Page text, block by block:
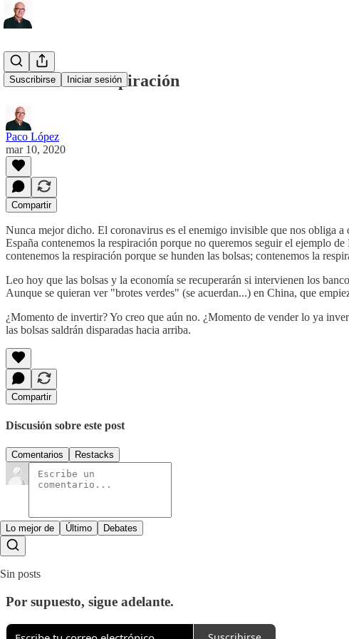
Suscribirse Iniciar sesión
Contener la respiración
Paco López
mar 10, 2020
Compartir
Nunca mejor dicho. El coronavirus es el enemigo invisible que nos obliga
España contenemos la respiración porque no queremos seguir el ejemplo
contenemos la respiración porque se hunden las bolsas; contenemos la
Leo hoy que las bolsas y la economía se recuperarán si intervienen los
Aunque se quieran ver "brotes verdes" (se acuerdan...) en China, que
¿Momento de invertir? Yo creo que aún no. ¿Momento de vender lo ya
las bolsas saldrán disparadas hacia arriba.
Compartir
Discusión sobre este post
Comentarios Restacks
Lo mejor de Último Debates
Sin posts
Por supuesto, sigue adelante.